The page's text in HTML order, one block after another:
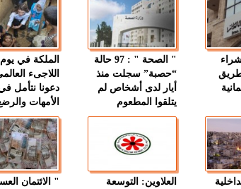
" الصحة " : 97 حالة
“حصبة” سجلت منذ
أيار لدى أشخاص لم
يتلقوا المطعوم
الملكة في يوم
اللاجىء
دعونا نتأمل
الأمهات
العلاوين: التوسعة
" الائتمان